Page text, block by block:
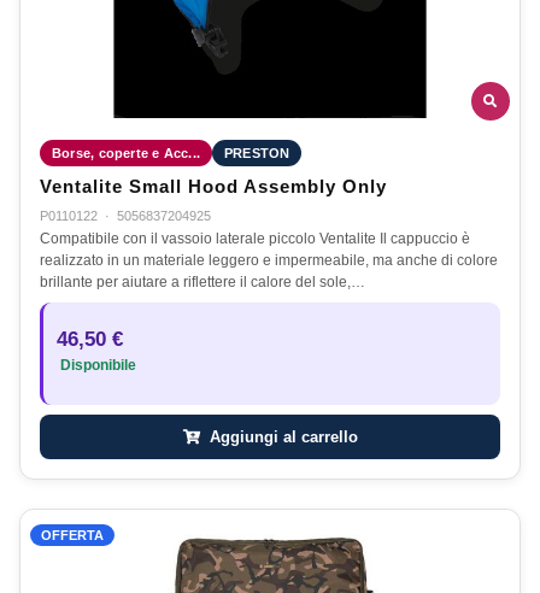
Borse, coperte e Acc... PRESTON
Ventalite Small Hood Assembly Only
P0110122 · 5056837204925
Compatibile con il vassoio laterale piccolo Ventalite Il cappuccio è
realizzato in un materiale leggero e impermeabile, ma anche di colore
brillante per aiutare a riflettere il calore del sole,…
46,50 €
Disponibile
Aggiungi al carrello
OFFERTA